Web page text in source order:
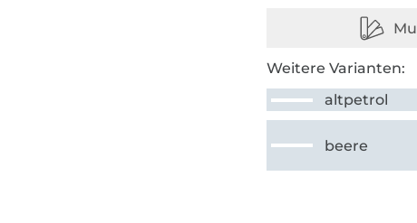
Weitere Varianten:
altpetrol
beere